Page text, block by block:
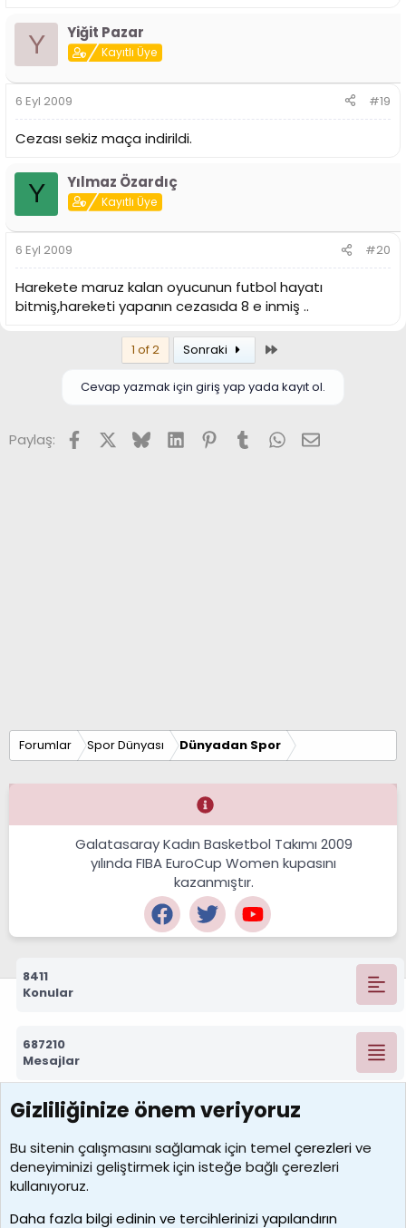
Y Yiğit Pazar
Kayıtlı Üye
6 Eyl 2009 #19
Cezası sekiz maça indirildi.
Y Yılmaz Özardıç
Kayıtlı Üye
6 Eyl 2009 #20
Harekete maruz kalan oyucunun futbol hayatı
bitmiş,hareketi yapanın cezasıda 8 e inmiş ..
1 of 2 Sonraki
Cevap yazmak için giriş yap yada kayıt ol.
Paylaş: FacebookX (Twitter)
BlueskyLinkedInPinterest
TumblrWhatsApp
E-posta
Forumlar Spor Dünyası Dünyadan Spor
Galatasaray Kadın Basketbol Takımı 2009
yılında FIBA EuroCup Women kupasını
kazanmıştır.
8411
Konular
687210
Mesajlar
7388
Kullanıcılar
borabekirogluu
Son üye
Gizliliğinize önem veriyoruz
Bu sitenin çalışmasını sağlamak için temelçerezlerive
deneyiminizi geliştirmek için isteğe bağlı çerezleri
kullanıyoruz.
Daha fazla bilgi edinin ve tercihlerinizi yapılandırın